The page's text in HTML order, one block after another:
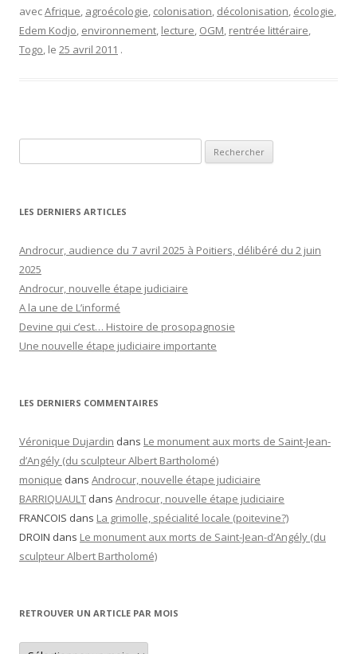
avecAfrique, agroécologie, colonisation, décolonisation, écologie,
Edem Kodjo, environnement, lecture, OGM, rentrée littéraire,
Togo, le 25 avril 2011 .
LES DERNIERS ARTICLES
Androcur, audience du 7 avril 2025 à Poitiers, délibéré du 2 juin
2025
Androcur, nouvelle étape judiciaire
A la une de L’informé
Devine qui c’est… Histoire de prosopagnosie
Une nouvelle étape judiciaire importante
LES DERNIERS COMMENTAIRES
Véronique Dujardin dans Le monument aux morts de Saint-Jean-
d’Angély (du sculpteur Albert Bartholomé)
monique dans Androcur, nouvelle étape judiciaire
BARRIQUAULT dans Androcur, nouvelle étape judiciaire
FRANCOIS dans La grimolle, spécialité locale (poitevine?)
DROIN dans Le monument aux morts de Saint-Jean-d’Angély (du
sculpteur Albert Bartholomé)
RETROUVER UN ARTICLE PAR MOIS
Retrouver